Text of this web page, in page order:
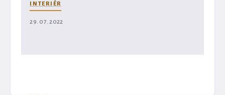
INTERIÉR
29. 07. 2022